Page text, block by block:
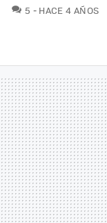
5 COMENTARIOS
HACE 4 AÑOS